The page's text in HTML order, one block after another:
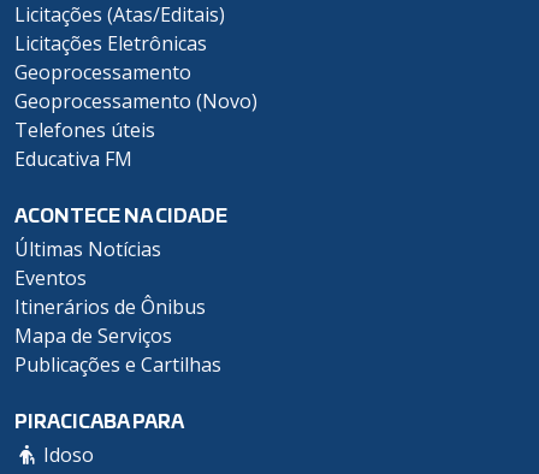
Licitações (Atas/Editais)
Licitações Eletrônicas
Geoprocessamento
Geoprocessamento (Novo)
Telefones úteis
Educativa FM
ACONTECE NA CIDADE
Últimas Notícias
Eventos
Itinerários de Ônibus
Mapa de Serviços
Publicações e Cartilhas
PIRACICABA PARA
Idoso